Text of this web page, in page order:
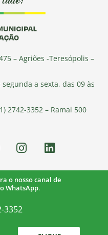
– Agriões -Teresópolis –
segunda a sexta, das 09 às
2742-3352 – Ramal 500
o nosso canal de
WhatsApp.
3352​